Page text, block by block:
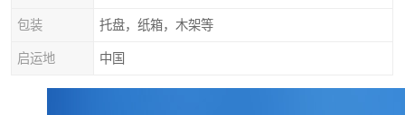
包装 托盘，纸箱，木架等
启运地 中国